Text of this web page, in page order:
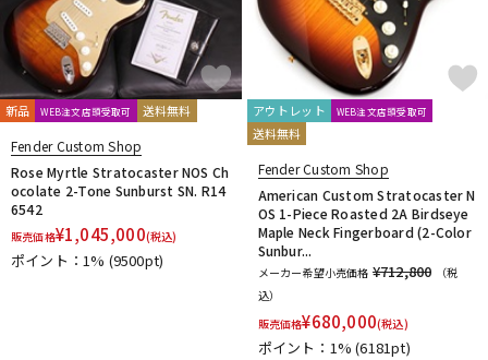
新品 WEB注文店頭受取可 送料無料
Fender Custom Shop
Rose Myrtle Stratocaster NOS Ch
ocolate 2-Tone Sunburst SN. R14
6542
販売価格¥1,045,000(税込)
ポイント：1% (9500pt)
アウトレット WEB注文店頭受取可
送料無料
Fender Custom Shop
American Custom Stratocaster N
OS 1-Piece Roasted 2A Birdseye
Maple Neck Fingerboard (2-Color
Sunbur...
メーカー希望小売価格 ¥712,800
（税
込）
販売価格¥680,000(税込)
ポイント：1%(6181pt)